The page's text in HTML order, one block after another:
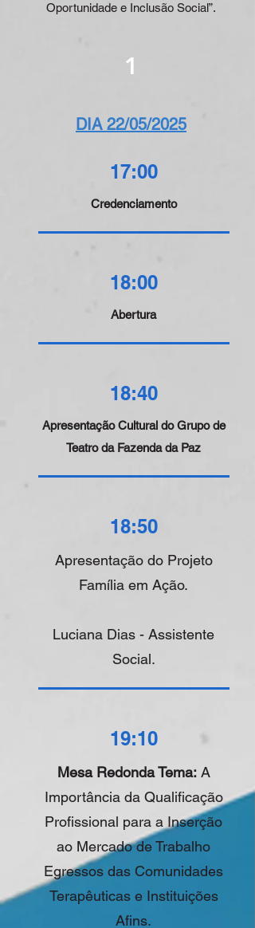
Oportunidade e Inclusão Social”.
1
DIA 22/05/2025
17:00
Credenciamento
18:00
Abertura
18:40
Apresentação Cultural do Grupo de
Teatro da Fazenda da Paz
18:50
Apresentação do Projeto
Família em Ação.
Luciana Dias - Assistente
Social.
19:10
Mesa Redonda Tema:A
Importância da Qualificação
Profissional para a Inserção
ao Mercado de Trabalho
Egressos das Comunidades
Terapêuticas e Instituições
Afins.